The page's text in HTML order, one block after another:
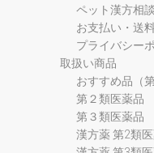
ペット漢方相談
お支払い・送
プライバシー
取扱い商品
おすすめ品（
第２類医薬品
第３類医薬品
漢方薬 第2類